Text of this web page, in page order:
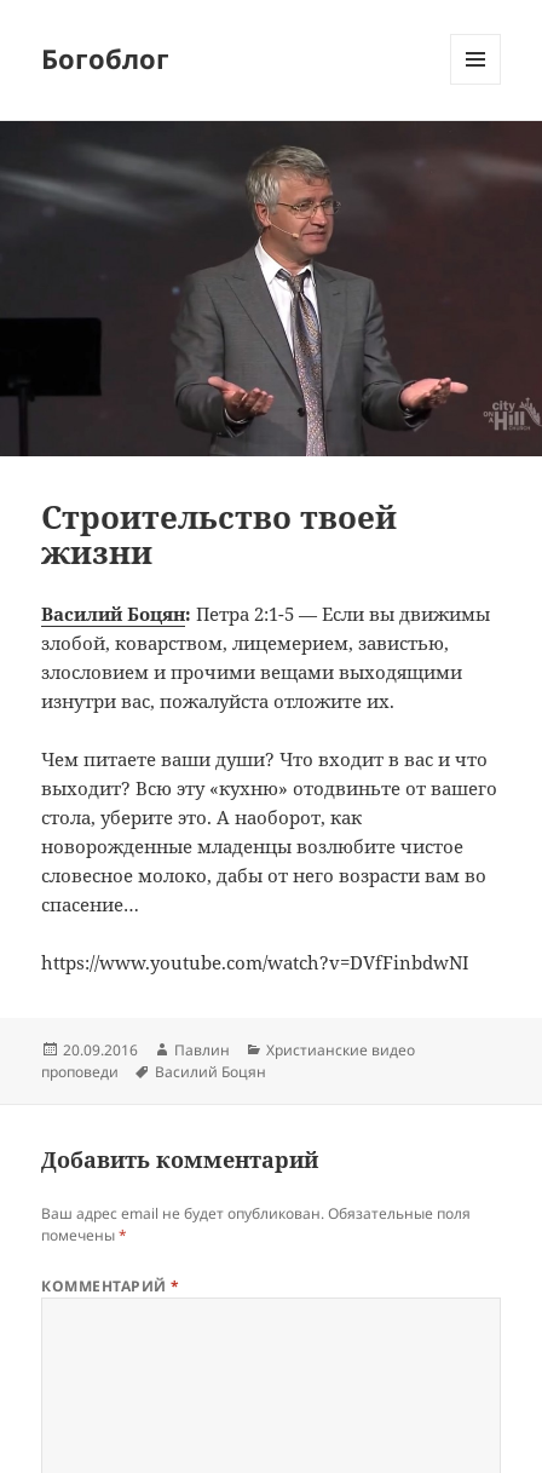
Богоблог
Строительство твоей
жизни
Василий Боцян: Петра 2:1-5 — Если вы движимы
злобой, коварством, лицемерием, завистью,
злословием и прочими вещами выходящими
изнутри вас, пожалуйста отложите их.
Чем питаете ваши души? Что входит в вас и что
выходит? Всю эту «кухню» отодвиньте от вашего
стола, уберите это. А наоборот, как
новорожденные младенцы возлюбите чистое
словесное молоко, дабы от него возрасти вам во
спасение…
https://www.youtube.com/watch?v=DVfFinbdwNI
Опубликовано
20.09.2016 Автор
Павлин Рубрики
Христианские видео
проповеди
Метки
Василий Боцян
Добавить комментарий
Ваш адрес email не будет опубликован. Обязательные поля
помечены*
КОММЕНТАРИЙ*